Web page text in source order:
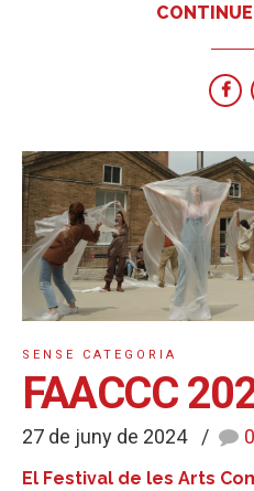
SENSE CATEGORIA
FAACCC
27 de juny de 2024 0
El Festival de les Arts